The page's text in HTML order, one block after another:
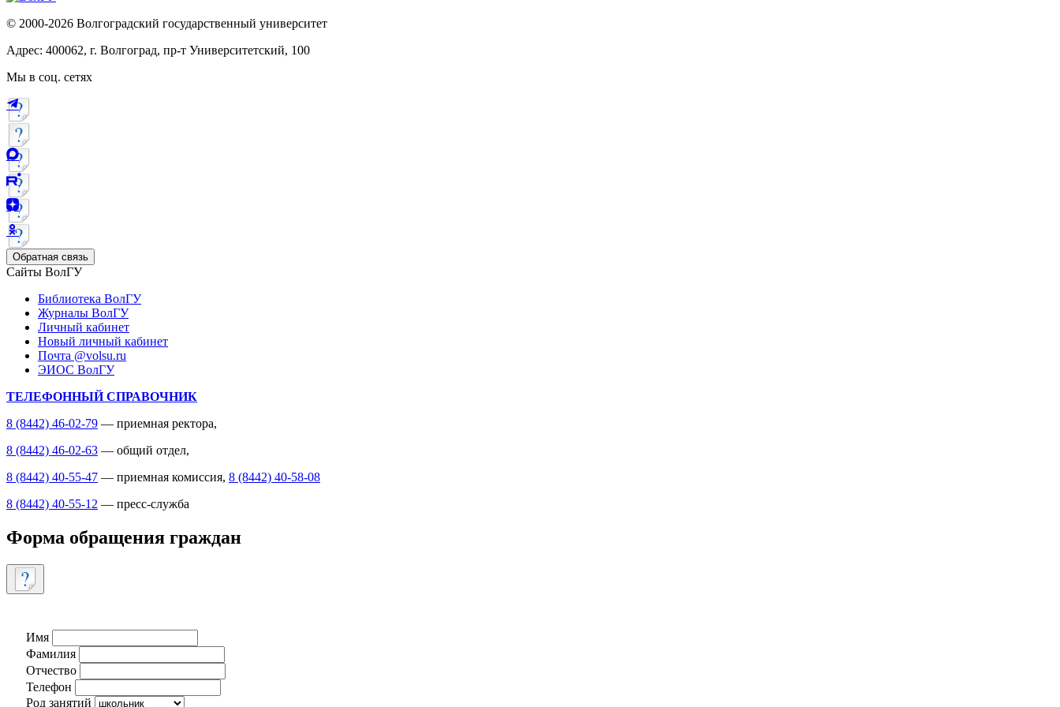
© 2000-2026 Волгоградский государственный университет
Адрес: 400062, г. Волгоград, пр-т Университетский, 100
Мы в соц. сетях
Обратная связь
Сайты ВолГУ
Библиотека ВолГУ
Журналы ВолГУ
Личный кабинет
Новый личный кабинет
Почта @volsu.ru
ЭИОС ВолГУ
ТЕЛЕФОННЫЙ СПРАВОЧНИК
8 (8442) 46-02-79 — приемная ректора,
8 (8442) 46-02-63 — общий отдел,
8 (8442) 40-55-47 — приемная комиссия, 8 (8442) 40-58-08
8 (8442) 40-55-12 — пресс-служба
Форма обращения граждан
Имя
Фамилия
Отчество
Телефон
Род занятий